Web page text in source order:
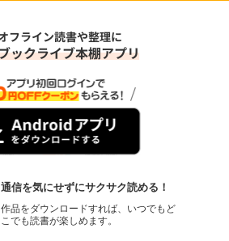
通信を気にせずにサクサク読める！
作品をダウンロードすれば、いつでもど
こでも読書が楽しめます。